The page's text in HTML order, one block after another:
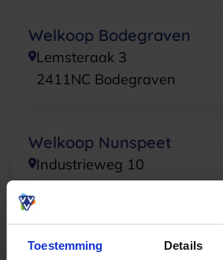
Toestemming Details
Welkoop Bodegraven
Lemsteraak 3
2411NC Bodegraven
Welkoop Nunspeet
Industrieweg 10
8071CT Nunspeet
Welkoop 's-Gravenzande